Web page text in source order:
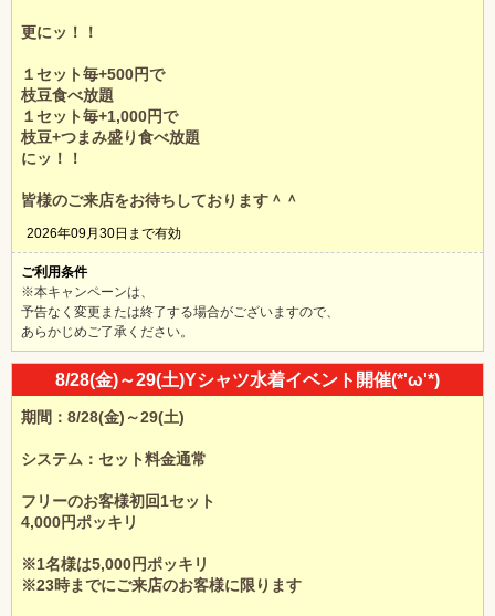
更にッ！！
１セット毎+500円で
枝豆食べ放題
１セット毎+1,000円で
枝豆+つまみ盛り食べ放題
にッ！！
皆様のご来店をお待ちしております＾＾
2026年09月30日まで有効
ご利用条件
※本キャンペーンは、
予告なく変更または終了する場合がございますので、
あらかじめご了承ください。
8/28(金)～29(土)Yシャツ水着イベント開催(*'ω'*)
期間：8/28(金)～29(土)
システム：セット料金通常
フリーのお客様初回1セット
4,000円ポッキリ
※1名様は5,000円ポッキリ
※23時までにご来店のお客様に限ります